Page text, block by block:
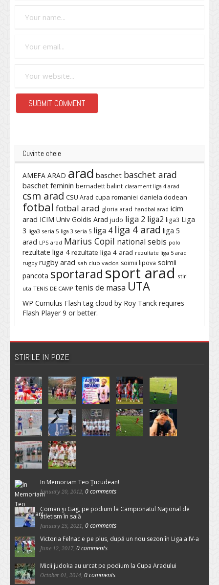
Cuvinte cheie
AMEFA ARAD arad baschet baschet arad
baschet feminin bernadett balint clasament liga 4 arad
csm arad CSU Arad cupa romaniei daniela dodean
fotbal fotbal arad gloria arad handbal arad icim
arad ICIM Univ Goldis Arad judo liga 2 liga2 liga3 Liga
3 liga3 seria 5 liga 3 seria 5 liga 4 liga 4 arad liga 5
arad LPS arad Marius Copil national sebis polo
rezultate liga 4 rezultate liga 4 arad rezultate liga 5 arad
rugby rugby arad sah club vados soimii lipova soimii
pancota sportarad sport arad stiri
uta TENIS DE CAMP tenis de masa UTA
WP Cumulus Flash tag cloud by Roy Tanck requires
Flash Player 9 or better.
STIRILE IN POZE
In Memoriam Teo Ţucudean!
January 20, 2012, 0 comments
Coman şi Gag, pe podium la Campionatul Naţional de
atletism în sală
January 25, 2021, 0 comments
Victoria Felnac e pe plus, după un nou sezon în Liga a IV-a
June 12, 2017, 0 comments
Micii judoka au urcat pe podium la Cupa Aradului
October 01, 2014, 0 comments